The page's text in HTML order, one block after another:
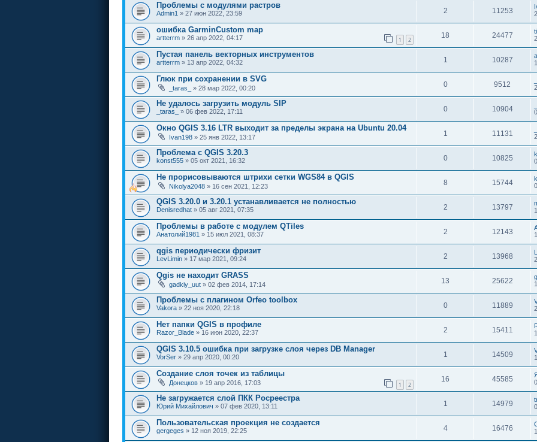
Проблемы с модулями растров
Admin1 » 27 июн 2022, 23:59 2 11253
ошибка GarminCustom map
artterrm » 26 апр 2022, 04:17 1 2
18 24477
Пустая панель векторных инструментов
artterrm » 13 апр 2022, 04:32 1 10287
Глюк при сохранении в SVG
_taras_ » 28 мар 2022, 00:20 0 9512
Не удалось загрузить модуль SIP
_taras_ » 06 фев 2022, 17:11 0 10904
Окно QGIS 3.16 LTR выходит за пределы экрана на Ubuntu 20.04
Ivan198 » 25 янв 2022, 13:17 1 11131
Проблема с QGIS 3.20.3
konst555 » 05 окт 2021, 16:32 0 10825
Не прорисовываются штрихи сетки WGS84 в QGIS
Nikolya2048 » 16 сен 2021, 12:23 8 15744
QGIS 3.20.0 и 3.20.1 устанавливается не полностью
Denisredhat » 05 авг 2021, 07:35 2 13797
Проблемы в работе с модулем QTiles
Анатолий1981 » 15 июл 2021, 08:37 2 12143
qgis периодически фризит
LevLimin » 17 мар 2021, 09:24 2 13968
Qgis не находит GRASS
gadkiy_uut » 02 фев 2014, 17:14 13 25622
Проблемы с плагином Orfeo toolbox
Vakora » 22 ноя 2020, 22:18 0 11889
Нет папки QGIS в профиле
Razor_Blade » 16 июн 2020, 22:37 2 15411
QGIS 3.10.5 ошибка при загрузке слоя через DB Manager
VorSer » 29 апр 2020, 00:20 1 14509
Создание слоя точек из таблицы
Донецков » 19 апр 2016, 17:03 1 2
16 45585
Не загружается слой ПКК Росреестра
Юрий Михайлович » 07 фев 2020, 13:11 1 14979
Пользовательская проекция не создается
gergeges » 12 ноя 2019, 22:25 4 16476